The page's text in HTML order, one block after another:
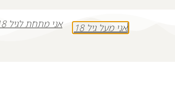
אני מעל גיל 18 אני מתחת לגיל 18